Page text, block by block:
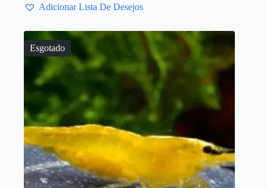
Adicionar Lista De Desejos
Esgotado